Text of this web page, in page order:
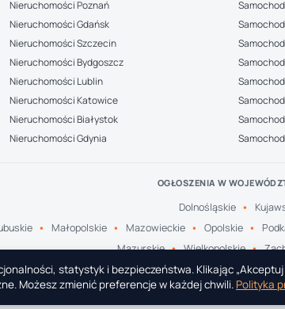
Nieruchomości Poznań
Nieruchomości Gdańsk
Nieruchomości Szczecin
Nieruchomości Bydgoszcz
Nieruchomości Lublin
Nieruchomości Katowice
Nieruchomości Białystok
Nieruchomości Gdynia
OGŁOSZENIA W
Dolnośląskie
Małopolskie Mazowieckie Opolskie
Mazurskie
Wielkopolskie
statystyk i bezpieczeństwa. Klikając
Możesz zmienić preferencje w każdej chwili. Polityka